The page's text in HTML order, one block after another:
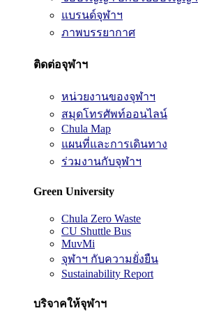
แบรนด์จุฬาฯ
ภาพบรรยากาศ
ติดต่อจุฬาฯ
หน่วยงานของจุฬาฯ
สมุดโทรศัพท์ออนไลน์
Chula Map
แผนที่และการเดินทาง
ร่วมงานกับจุฬาฯ
Green University
Chula Zero Waste
CU Shuttle Bus
MuvMi
จุฬาฯ กับความยั่งยืน
Sustainability Report
บริจาคให้จุฬาฯ